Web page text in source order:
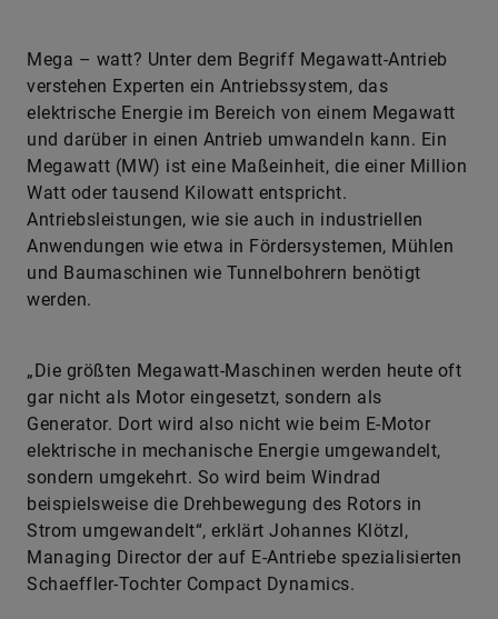
Mega – watt? Unter dem Begriff Megawatt-Antrieb
verstehen Experten ein Antriebssystem, das
elektrische Energie im Bereich von einem Megawatt
und darüber in einen Antrieb umwandeln kann. Ein
Megawatt (MW) ist eine Maßeinheit, die einer Million
Watt oder tausend Kilowatt entspricht.
Antriebsleistungen, wie sie auch in industriellen
Anwendungen wie etwa in Fördersystemen, Mühlen
und Baumaschinen wie Tunnelbohrern benötigt
werden.
„Die größten Megawatt-Maschinen werden heute oft
gar nicht als Motor eingesetzt, sondern als
Generator. Dort wird also nicht wie beim E-Motor
elektrische in mechanische Energie umgewandelt,
sondern umgekehrt. So wird beim Windrad
beispielsweise die Drehbewegung des Rotors in
Strom umgewandelt“, erklärt Johannes Klötzl,
Managing Director der auf E-Antriebe spezialisierten
Schaeffler-Tochter Compact Dynamics.